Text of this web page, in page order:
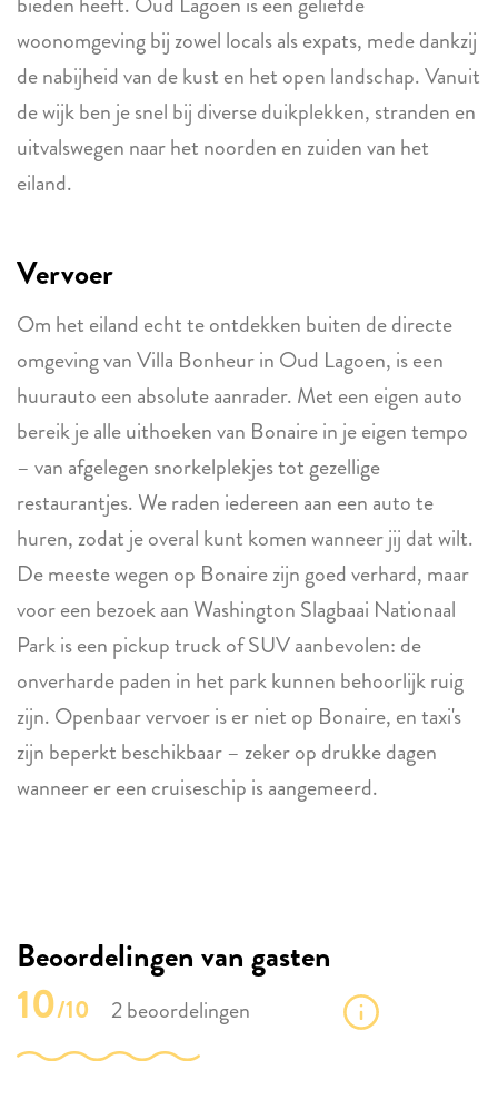
woonomgeving bij zowel locals als expats, mede dankzij
de nabijheid van de kust en het open landschap. Vanuit
de wijk ben je snel bij diverse duikplekken, stranden en
uitvalswegen naar het noorden en zuiden van het
eiland.
Vervoer
Om het eiland echt te ontdekken buiten de directe
omgeving van Villa Bonheur in Oud Lagoen, is een
huurauto een absolute aanrader. Met een eigen auto
bereik je alle uithoeken van Bonaire in je eigen tempo
– van afgelegen snorkelplekjes tot gezellige
restaurantjes. We raden iedereen aan een auto te
huren, zodat je overal kunt komen wanneer jij dat wilt.
De meeste wegen op Bonaire zijn goed verhard, maar
voor een bezoek aan Washington Slagbaai Nationaal
Park is een pickup truck of SUV aanbevolen: de
onverharde paden in het park kunnen behoorlijk ruig
zijn. Openbaar vervoer is er niet op Bonaire, en taxi's
zijn beperkt beschikbaar – zeker op drukke dagen
wanneer er een cruiseschip is aangemeerd.
Beoordelingen van gasten
10/10 2 beoordelingen